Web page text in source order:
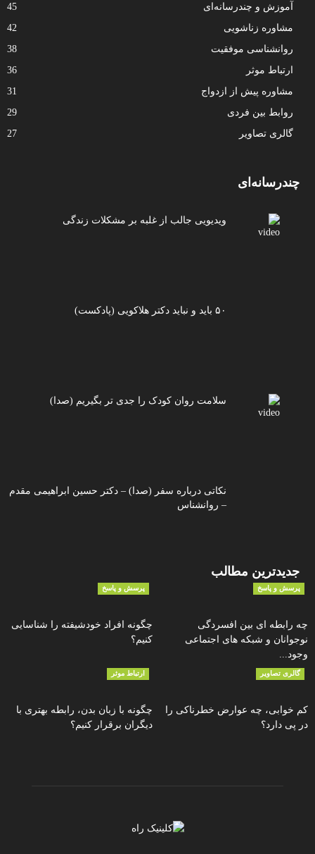
آموزش و چندرسانه‌ای
45
مشاوره زناشویی
42
روانشناسی موفقیت
38
ارتباط موثر
36
مشاوره پیش از ازدواج
31
روابط بین فردی
29
گالری تصاویر
27
چندرسانه‌ای
ویدیویی جالب از غلبه بر مشکلات زندگی
۵۰ باید و نباید دکتر هلاکویی (پادکست)
سلامت روان کودک را جدی تر بگیریم (صدا)
نکاتی درباره سفر (صدا) – دکتر حسین ابراهیمی مقدم
– روانشناس
جدیدترین مطالب
پرسش و پاسخ
چگونه افراد خودشیفته را شناسایی
کنیم؟
پرسش و پاسخ
چه رابطه ای بین افسردگی
نوجوانان و شبکه های اجتماعی
وجود...
ارتباط موثر
چگونه با زبان بدن، رابطه بهتری با
دیگران برقرار کنیم؟
گالری تصاویر
کم خوابی، چه عوارض خطرناکی را
در پی دارد؟